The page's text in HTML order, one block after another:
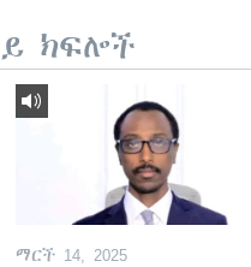
ክፍሎች
ማርች 14, 2025